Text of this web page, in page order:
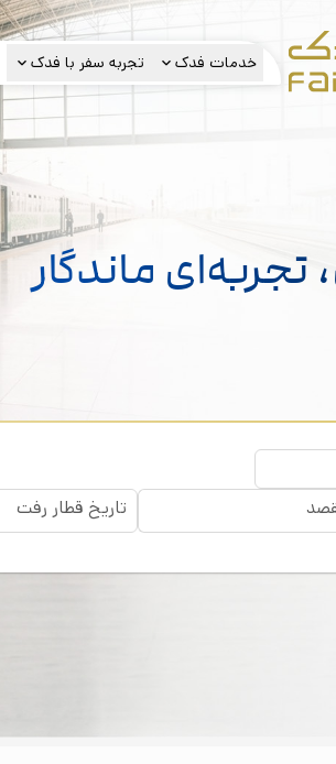
خدمات فدک تجربه سفر با فدک
تجربه‌ای ماندگار
تاریخ قطار رفت